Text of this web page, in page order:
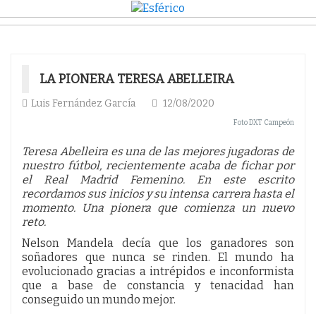
LA PIONERA TERESA ABELLEIRA
Luis Fernández García 12/08/2020
Foto DXT Campeón
Teresa Abelleira es una de las mejores jugadoras de
nuestro fútbol, recientemente acaba de fichar por
el Real Madrid Femenino. En este escrito
recordamos sus inicios y su intensa carrera hasta el
momento. Una pionera que comienza un nuevo
reto.
Nelson Mandela decía que los ganadores son
soñadores que nunca se rinden. El mundo ha
evolucionado gracias a intrépidos e inconformista
que a base de constancia y tenacidad han
conseguido un mundo mejor.